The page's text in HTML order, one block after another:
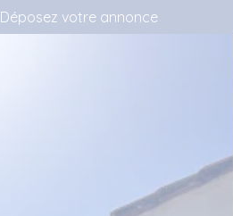
Déposez votre annonce